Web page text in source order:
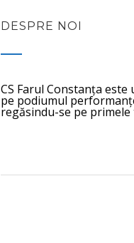
DESPRE NOI
CS Farul Constanța
pe podiumul
regăsindu-se pe